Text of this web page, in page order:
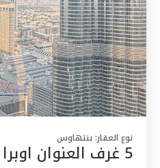
نوع العقار: بنتهاوس
5 غرف العنوان اوبرا